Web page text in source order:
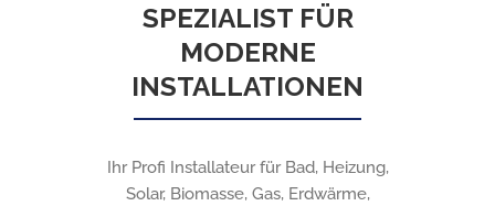
SPEZIALIST FÜR
MODERNE
INSTALLATIONEN
Ihr Profi Installateur für Bad, Heizung,
Solar, Biomasse, Gas, Erdwärme,